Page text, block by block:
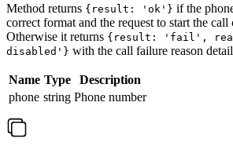
Method returns {result: 'ok'} if the
correct format and the request to start the call
Otherwise it returns {result: 'fail',
disabled'} with the call failure reason
Name Type
Description
phone string Phone number